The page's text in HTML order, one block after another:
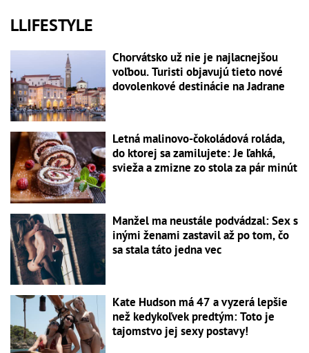
LLIFESTYLE
Chorvátsko už nie je najlacnejšou
voľbou. Turisti objavujú tieto nové
dovolenkové destinácie na Jadrane
Letná malinovo-čokoládová roláda,
do ktorej sa zamilujete: Je ľahká,
svieža a zmizne zo stola za pár minút
Manžel ma neustále podvádzal: Sex s
inými ženami zastavil až po tom, čo
sa stala táto jedna vec
Kate Hudson má 47 a vyzerá lepšie
než kedykoľvek predtým: Toto je
tajomstvo jej sexy postavy!